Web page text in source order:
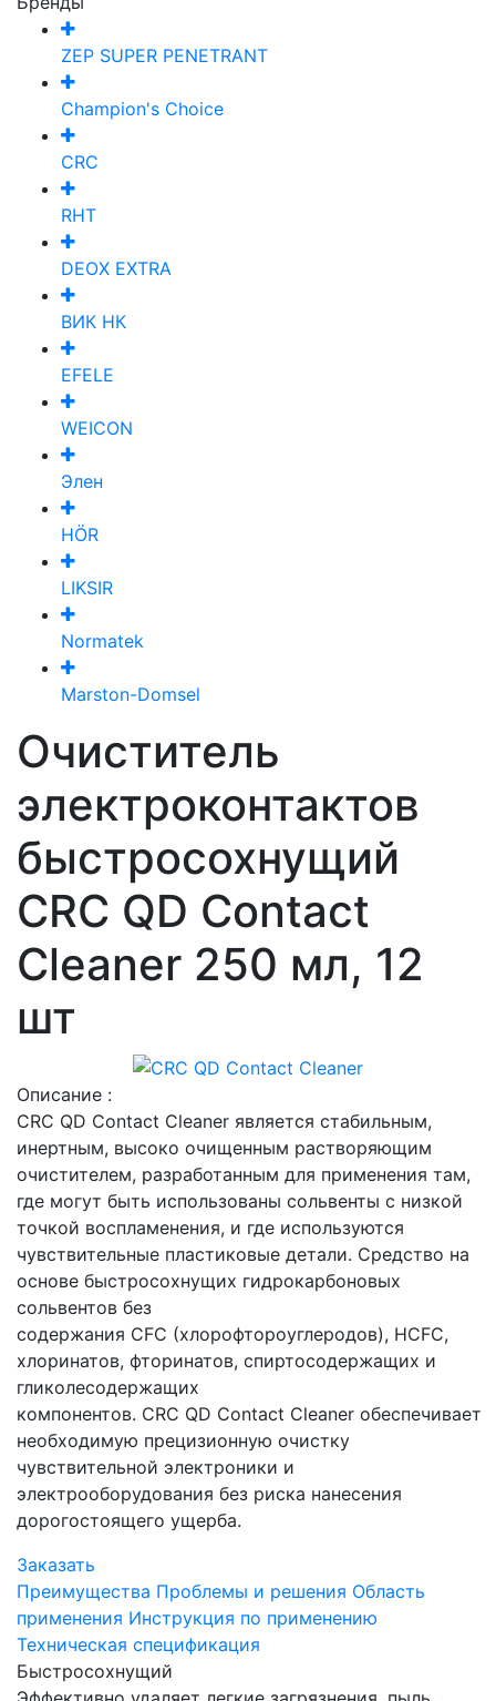
ZEP SUPER PENETRANT
Champion's Choice
CRC
RHT
DEOX EXTRA
ВИК НК
EFELE
WEICON
Элен
HÖR
LIKSIR
Normatek
Marston-Domsel
Очиститель
электроконтактов
быстросохнущий
CRC QD Contact
Cleaner 250 мл, 12
шт
Описание :
CRC QD Contact Cleaner является стабильным,
инертным, высоко очищенным растворяющим
очистителем, разработанным для применения там,
где могут быть использованы сольвенты с низкой
точкой воспламенения, и где используются
чувствительные пластиковые детали. Средство на
основе быстросохнущих гидрокарбоновых
сольвентов без
содержания CFC (хлорофтороуглеродов), HCFC,
хлоринатов, фторинатов, спиртосодержащих и
гликолесодержащих
компонентов. CRC QD Contact Cleaner обеспечивает
необходимую прецизионную очистку
чувствительной электроники и
электрооборудования без риска нанесения
дорогостоящего ущерба.
Заказать
Преимущества Проблемы и решения Область
применения Инструкция по применению
Техническая спецификация
Быстросохнущий